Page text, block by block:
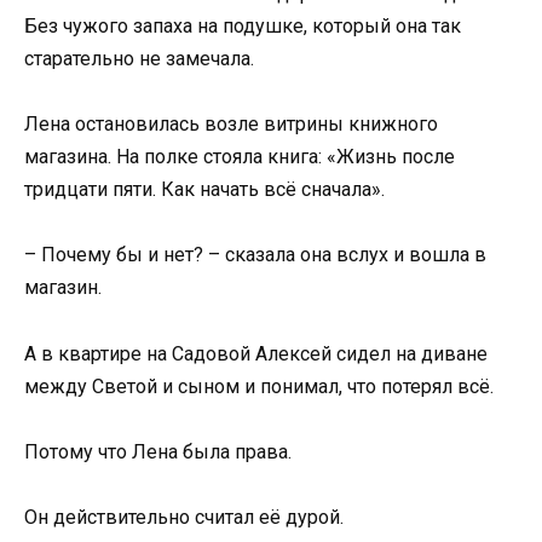
Без чужого запаха на подушке, который она так
старательно не замечала.
Лена остановилась возле витрины книжного
магазина. На полке стояла книга: «Жизнь после
тридцати пяти. Как начать всё сначала».
– Почему бы и нет? – сказала она вслух и вошла в
магазин.
А в квартире на Садовой Алексей сидел на диване
между Светой и сыном и понимал, что потерял всё.
Потому что Лена была права.
Он действительно считал её дурой.